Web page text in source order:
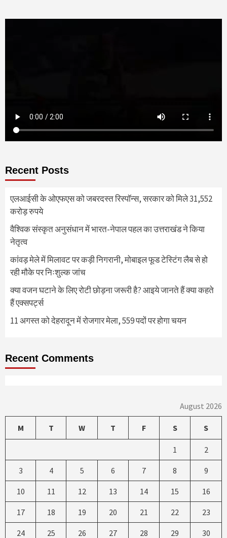
Recent Posts
एलआईसी के ओएफएस को जबरदस्त रिस्पॉन्स, सरकार को मिले 31,552
करोड़ रुपये
वैश्विक संस्कृत अनुसंधान में भारत-नेपाल पहल का उत्तराखंड ने किया
नेतृत्व
कांवड़ मेले में मिलावट पर कड़ी निगरानी, मोबाइल फूड टेस्टिंग लैब से हो
रही मौके पर निःशुल्क जांच
क्या वजन घटाने के लिए रोटी छोड़ना जरूरी है? आइये जानते हैं क्या कहते
हैं एक्सपर्ट्स
11 अगस्त को देहरादून में रोजगार मेला, 559 पदों पर होगा चयन
Recent Comments
August 2026
M T W T F S S
1 2
3 4 5 6 7 8 9
10 11 12 13 14 15 16
17 18 19 20 21 22 23
24 25 26 27 28 29 30